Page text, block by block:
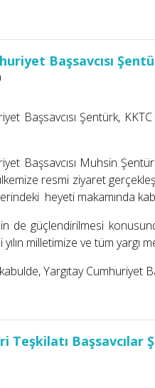
Başsavcısı
Başsavcısı Şentürk,
Başsavcısı Muhsin
resmi ziyaret
heyeti makamında
de güçlendirilmesi
milletimize ve tüm yargı
Yargıtay Cumhuriyet
Teşkilatı Başsavcılar